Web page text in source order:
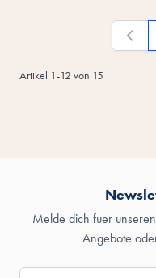
Artikel 1-12 von 15
Melde dich fuer
Angebote